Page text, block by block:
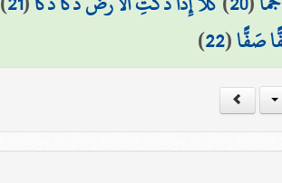
صَفًّا(
22
)